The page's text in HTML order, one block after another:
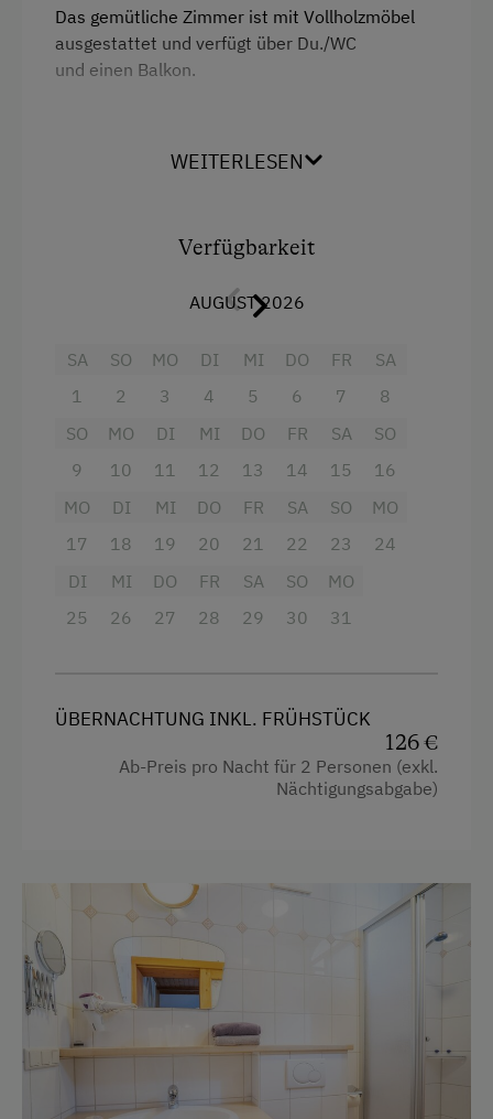
Kegelbahn
Klettern
Kutschenfahrten
Radwege
Reiten
Skilift
Sommerrodelbahn
Zusätzliche Ausstattungsmerkmale
Wandern
Geführte Wanderungen
Reiten
Ponyreiten
Radfahren
Das gemütliche Zimmer ist mit Vollholzmöbel
ausgestattet und verfügt über Du./WC
und einen Balkon.
Handtücher
Haupthaus
Doppelbett (Kingsize)
Einzelbett
WEITERLESEN
Verfügbarkeit
AUGUST 2026
SA
1
SO
2
MO
3
DI
4
MI
5
DO
6
FR
7
SA
8
SO
9
MO
10
DI
11
MI
12
DO
13
FR
14
SA
15
SO
16
MO
17
DI
18
MI
19
DO
20
FR
21
SA
22
SO
23
MO
24
DI
25
MI
26
DO
27
FR
28
SA
29
SO
30
MO
31
ÜBERNACHTUNG INKL. FRÜHSTÜCK
126 €
Ab-Preis pro Nacht für 2 Personen (exkl.
Nächtigungsabgabe)